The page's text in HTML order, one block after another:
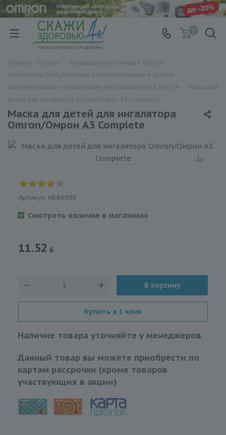
Маска для детей для ингалятора
Omron/Омрон A3 Complete
Артикул: NEB6008
Смотреть наличие в магазинах
11.52
В корзину
Купить в 1 клик
Наличие товара уточняйте у менеджеров
Данный товар вы можете приобрести по
картам рассрочки (кроме товаров
участвующих в акции)